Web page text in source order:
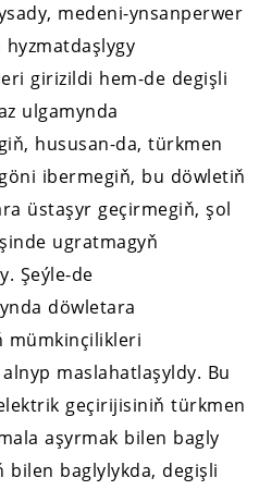
medeni-ynsanperwer
girizildi hem-de degişli
ulgamynda
hususan-da, türkmen
ibermegiň, bu döwletiň
üstaşyr geçirmegiň, şol
ugratmagyň
Şeýle-de
döwletara
mümkinçilikleri
maslahatlaşyldy. Bu
geçirijisiniň türkmen
aşyrmak bilen bagly
bilen baglylykda, degişli